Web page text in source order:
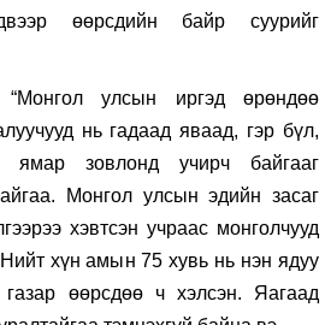
өөрсдийн байр суурийг
“Монгол улсын иргэд өрөндөө
нь гадаад яваад, гэр бүл,
ямар зовлонд учирч байгааг
Монгол улсын эдийн засаг
хэвтсэн учраас монголчууд
хүн амын 75 хувь нь нэн ядуу
өөрсдөө ч хэлсэн. Яагаад